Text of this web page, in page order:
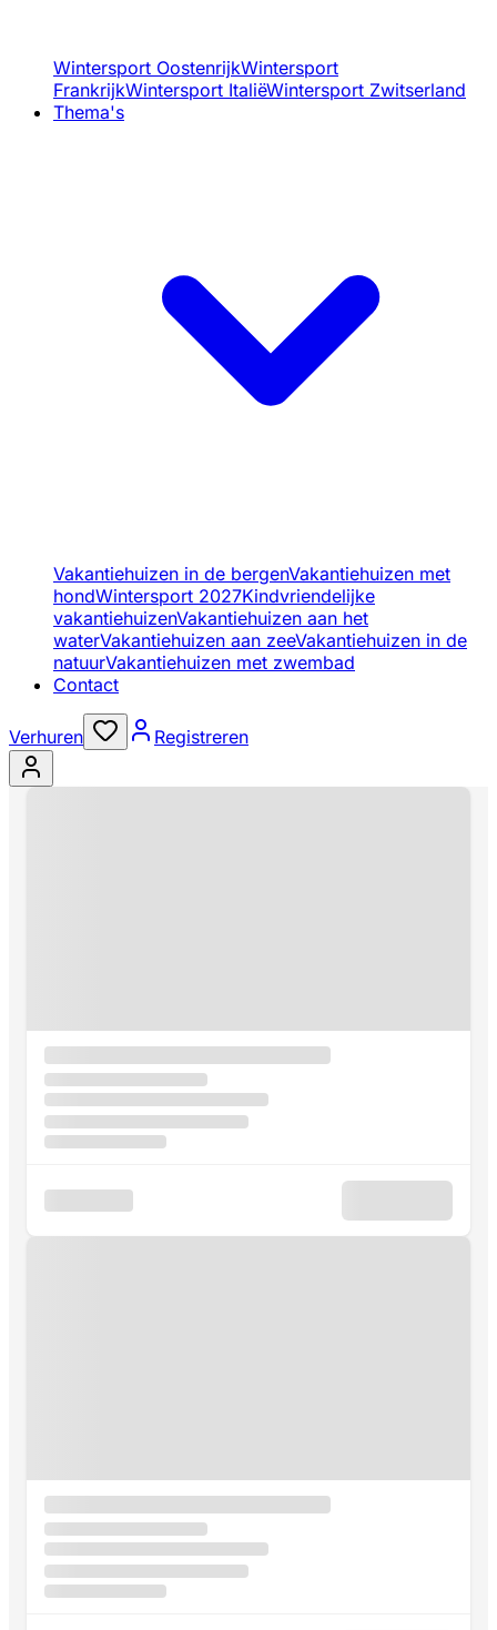
Wintersport OostenrijkWintersport
FrankrijkWintersport ItaliëWintersport Zwitserland
Thema's
Vakantiehuizen in de bergenVakantiehuizen met
hondWintersport 2027Kindvriendelijke
vakantiehuizenVakantiehuizen aan het
waterVakantiehuizen aan zeeVakantiehuizen in de
natuurVakantiehuizen met zwembad
Contact
Verhuren Registreren